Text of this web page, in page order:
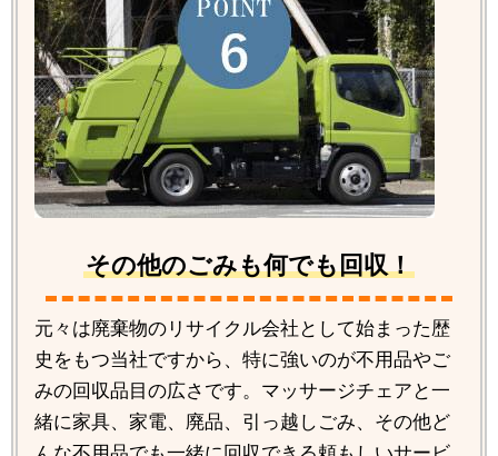
その他のごみも何でも回収！
元々は廃棄物のリサイクル会社として始まった歴
史をもつ当社ですから、特に強いのが不用品やご
みの回収品目の広さです。マッサージチェアと一
緒に家具、家電、廃品、引っ越しごみ、その他ど